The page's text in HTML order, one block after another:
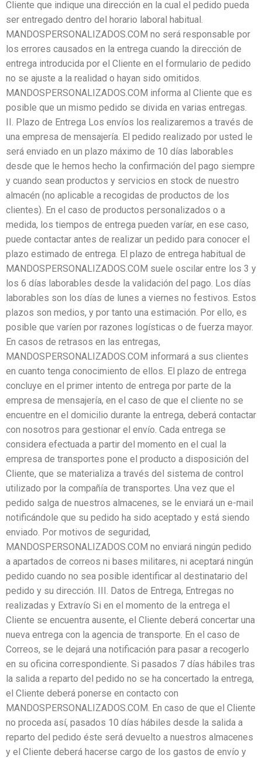
Cliente que indique una dirección en la cual el pedido pueda
ser entregado dentro del horario laboral habitual.
MANDOSPERSONALIZADOS.COM no será responsable por
los errores causados en la entrega cuando la dirección de
entrega introducida por el Cliente en el formulario de pedido
no se ajuste a la realidad o hayan sido omitidos.
MANDOSPERSONALIZADOS.COM informa al Cliente que es
posible que un mismo pedido se divida en varias entregas.
II. Plazo de Entrega Los envíos los realizaremos a través de
una empresa de mensajería. El pedido realizado por usted le
será enviado en un plazo máximo de 10 días laborables
desde que le hemos hecho la confirmación del pago siempre
y cuando sean productos y servicios en stock de nuestro
almacén (no aplicable a recogidas de productos de los
clientes). En el caso de productos personalizados o a
medida, los tiempos de entrega pueden varíar, en ese caso,
puede contactar antes de realizar un pedido para conocer el
plazo estimado de entrega. El plazo de entrega habitual de
MANDOSPERSONALIZADOS.COM suele oscilar entre los 3 y
los 6 días laborables desde la validación del pago. Los días
laborables son los días de lunes a viernes no festivos. Estos
plazos son medios, y por tanto una estimación. Por ello, es
posible que varíen por razones logísticas o de fuerza mayor.
En casos de retrasos en las entregas,
MANDOSPERSONALIZADOS.COM informará a sus clientes
en cuanto tenga conocimiento de ellos. El plazo de entrega
concluye en el primer intento de entrega por parte de la
empresa de mensajería, en el caso de que el cliente no se
encuentre en el domicilio durante la entrega, deberá contactar
con nosotros para gestionar el envío. Cada entrega se
considera efectuada a partir del momento en el cual la
empresa de transportes pone el producto a disposición del
Cliente, que se materializa a través del sistema de control
utilizado por la compañía de transportes. Una vez que el
pedido salga de nuestros almacenes, se le enviará un e-mail
notificándole que su pedido ha sido aceptado y está siendo
enviado. Por motivos de seguridad,
MANDOSPERSONALIZADOS.COM no enviará ningún pedido
a apartados de correos ni bases militares, ni aceptará ningún
pedido cuando no sea posible identificar al destinatario del
pedido y su dirección. III. Datos de Entrega, Entregas no
realizadas y Extravío Si en el momento de la entrega el
Cliente se encuentra ausente, el Cliente deberá concertar una
nueva entrega con la agencia de transporte. En el caso de
Correos, se le dejará una notificación para pasar a recogerlo
en su oficina correspondiente. Si pasados 7 días hábiles tras
la salida a reparto del pedido no se ha concertado la entrega,
el Cliente deberá ponerse en contacto con
MANDOSPERSONALIZADOS.COM. En caso de que el Cliente
no proceda así, pasados 10 días hábiles desde la salida a
reparto del pedido éste será devuelto a nuestros almacenes
y el Cliente deberá hacerse cargo de los gastos de envío y